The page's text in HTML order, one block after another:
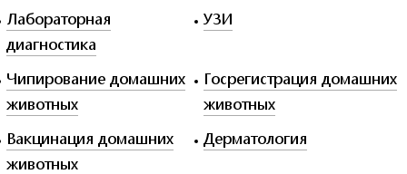
Лабораторная
диагностика
УЗИ
Чипирование домашних
животных
Госрегистрация домашних
животных
Вакцинация домашних
животных
Дерматология